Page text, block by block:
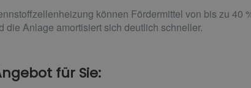
können Fördermittel von bis zu
die Anlage amortisiert sich deutlich schneller.
für Sie: